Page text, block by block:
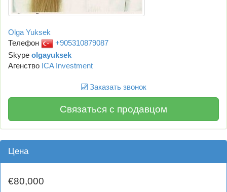
Olga Yuksek
Телефон
+905310879087
Skype olgayuksek
Агенство ICA Investment
Заказать звонок
Связаться с продавцом
Цена
€80,000